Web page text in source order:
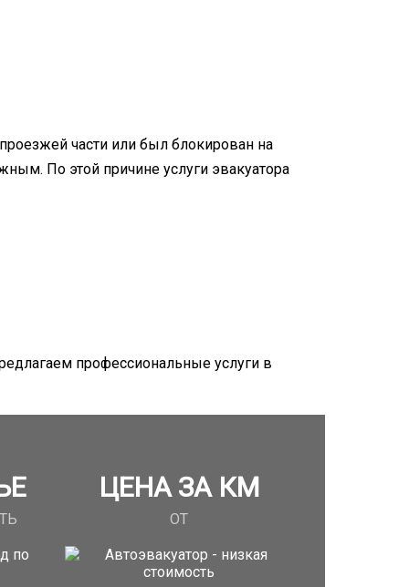
части или был блокирован на
По этой причине услуги эвакуатора
профессиональные услуги в
ЦЕНА ЗА КМ
ОТ